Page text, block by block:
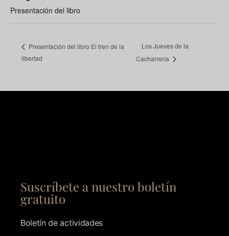
Presentación del libro
Presentación del libro El tren de la
libertad
Los Jueves de la
Cacharrería
Suscríbete a nuestro boletín
gratuito
Boletín de actividades